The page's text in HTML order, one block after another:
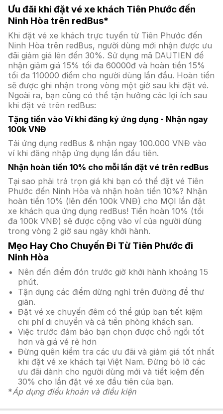
Ưu đãi khi đặt vé xe khách Tiên Phước đến
Ninh Hòa trên redBus*
Khi đặt vé xe khách trực tuyến từ Tiên Phước đến
Ninh Hòa trên redBus, người dùng mới nhận được ưu
đãi giảm giá lên đến 30%. Sử dụng mã DAUTIEN để
nhận giảm giá 15% tối đa 60000đ và hoàn tiền 15%
tối đa 110000 điểm cho người dùng lần đầu. Hoàn tiền
sẽ được ghi nhận trong vòng một giờ sau khi đặt vé.
Ngoài ra, bạn cũng có thể tận hưởng các lợi ích sau
khi đặt vé trên redBus:
Tặng tiền vào Ví khi đăng ký ứng dụng - Nhận ngay
100k VNĐ
Tải ứng dụng redBus & nhận ngay 100.000 VNĐ vào
ví khi đăng nhập ứng dụng lần đầu tiên.
Nhận hoàn tiền 10% cho mỗi lần đặt vé trên redBus
Tại sao phải trả trọn giá khi bạn có thể đặt vé Tiên
Phước đến Ninh Hòa và nhận hoàn tiền 10%? Nhận
hoàn tiền 10% (lên đến 100k VNĐ) cho MỌI lần đặt
xe khách qua ứng dụng redBus! Tiền hoàn 10% (tối
đa 100k VNĐ) sẽ được cộng vào ví của người dùng
trong vòng 2 giờ sau ngày khởi hành.
Mẹo Hay Cho Chuyến Đi Từ Tiên Phước đi
Ninh Hòa
Nên đến điểm đón trước giờ khởi hành khoảng 15
phút.
Tận dụng các điểm dừng nghỉ trên đường để thư
giãn.
Đặt vé xe chuyến đêm có thể giúp bạn tiết kiệm
chi phí di chuyển và cả tiền phòng khách sạn.
Việc trước đảm bảo bạn chọn được chỗ ngồi tốt
hơn và giá vé rẻ hơn
Đừng quên kiểm tra các ưu đãi và giảm giá tốt nhất
khi đặt vé xe khách tại Việt Nam. Đừng bỏ lỡ các
ưu đãi dành cho người dùng mới và tiết kiệm đến
30% cho lần đặt vé xe đầu tiên của bạn.
*Áp dụng điều khoản và điều kiện